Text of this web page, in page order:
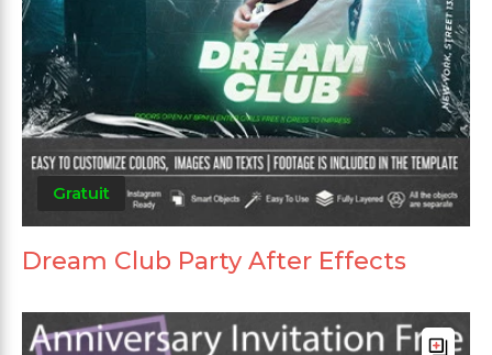
Gratuit
Dream Club Party After Effects